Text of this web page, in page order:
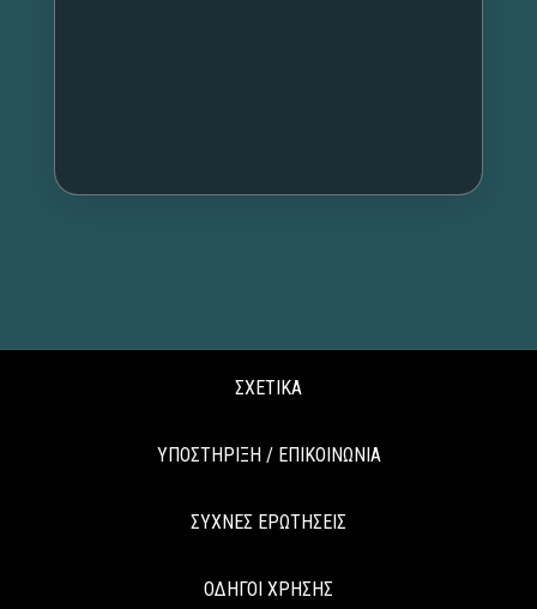
ΣΧΕΤΙΚΑ
ΥΠΟΣΤΗΡΙΞΗ / ΕΠΙΚΟΙΝΩΝΙΑ
ΣΥΧΝΕΣ ΕΡΩΤΗΣΕΙΣ
ΟΔΗΓΟΙ ΧΡΗΣΗΣ